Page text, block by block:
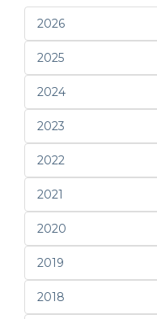
2026
2025
2024
2023
2022
2021
2020
2019
2018